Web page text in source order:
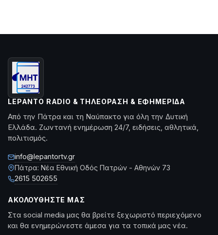
LEPANTO RADIO & ΤΗΛΕΌΡΑΣΗ & ΕΦΗΜΕΡΊΔΑ
Από την Πάτρα και τη Ναύπακτο για όλη την Δυτική
Ελλάδα. Ζωντανή ενημέρωση 24/7, ειδήσεις, αθλητικά,
πολιτισμός.
info@lepantortv.gr
Πάτρα: Νέα Εθνική Οδός Πατρών - Αθηνών 73
2615 502655
ΑΚΟΛΟΥΘΉΣΤΕ ΜΑΣ
Στα social media μας θα βρείτε ξεχωριστό περιεχόμενο
και θα ενημερώνεστε άμεσα για τα τοπικά μας νέα.